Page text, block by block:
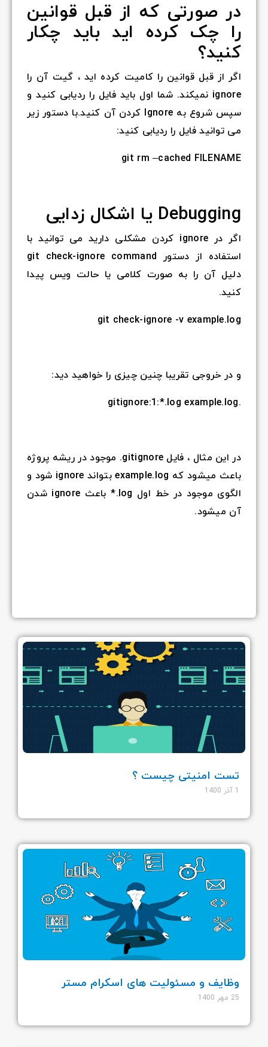
در صورتی که از قبل قوانین
را چک کرده اید باید چکار
کنید؟
اگر از قبل قوانین را کامیت کرده اید ، گیت آن را
ignore نمیکند. شما اول باید فایل را ردیابی کنید و
سپس شروع به Ignore کردن آن کنید.با دستور زیر
می توانید فایل را ردیابی کنید:
git rm –cached FILENAME
Debugging یا اشکال زدایی
اگر در ignore کردن مشکلی دارید می توانید با
استفاده از دستور git check-ignore command
دلیل آن را به صورت کلامی یا حالت ویس پیدا
کنید.
git check-ignore -v example.log
و در خروجی تقریبا چنین چیزی را خواهید دید:
.gitignore:1:*.log example.log
در این مثال ، فایل gitignore. موجود در ریشه پروژه
باعث میشود که example.log بتواند ignore شود و
الگوی موجود در خط اول log.* باعث ignore شدن
آن میشود.
تست امنیتی چیست ؟
1 آذر 1400
وظایف و مسئولیت های اسکرام مستر
25 مهر 1400